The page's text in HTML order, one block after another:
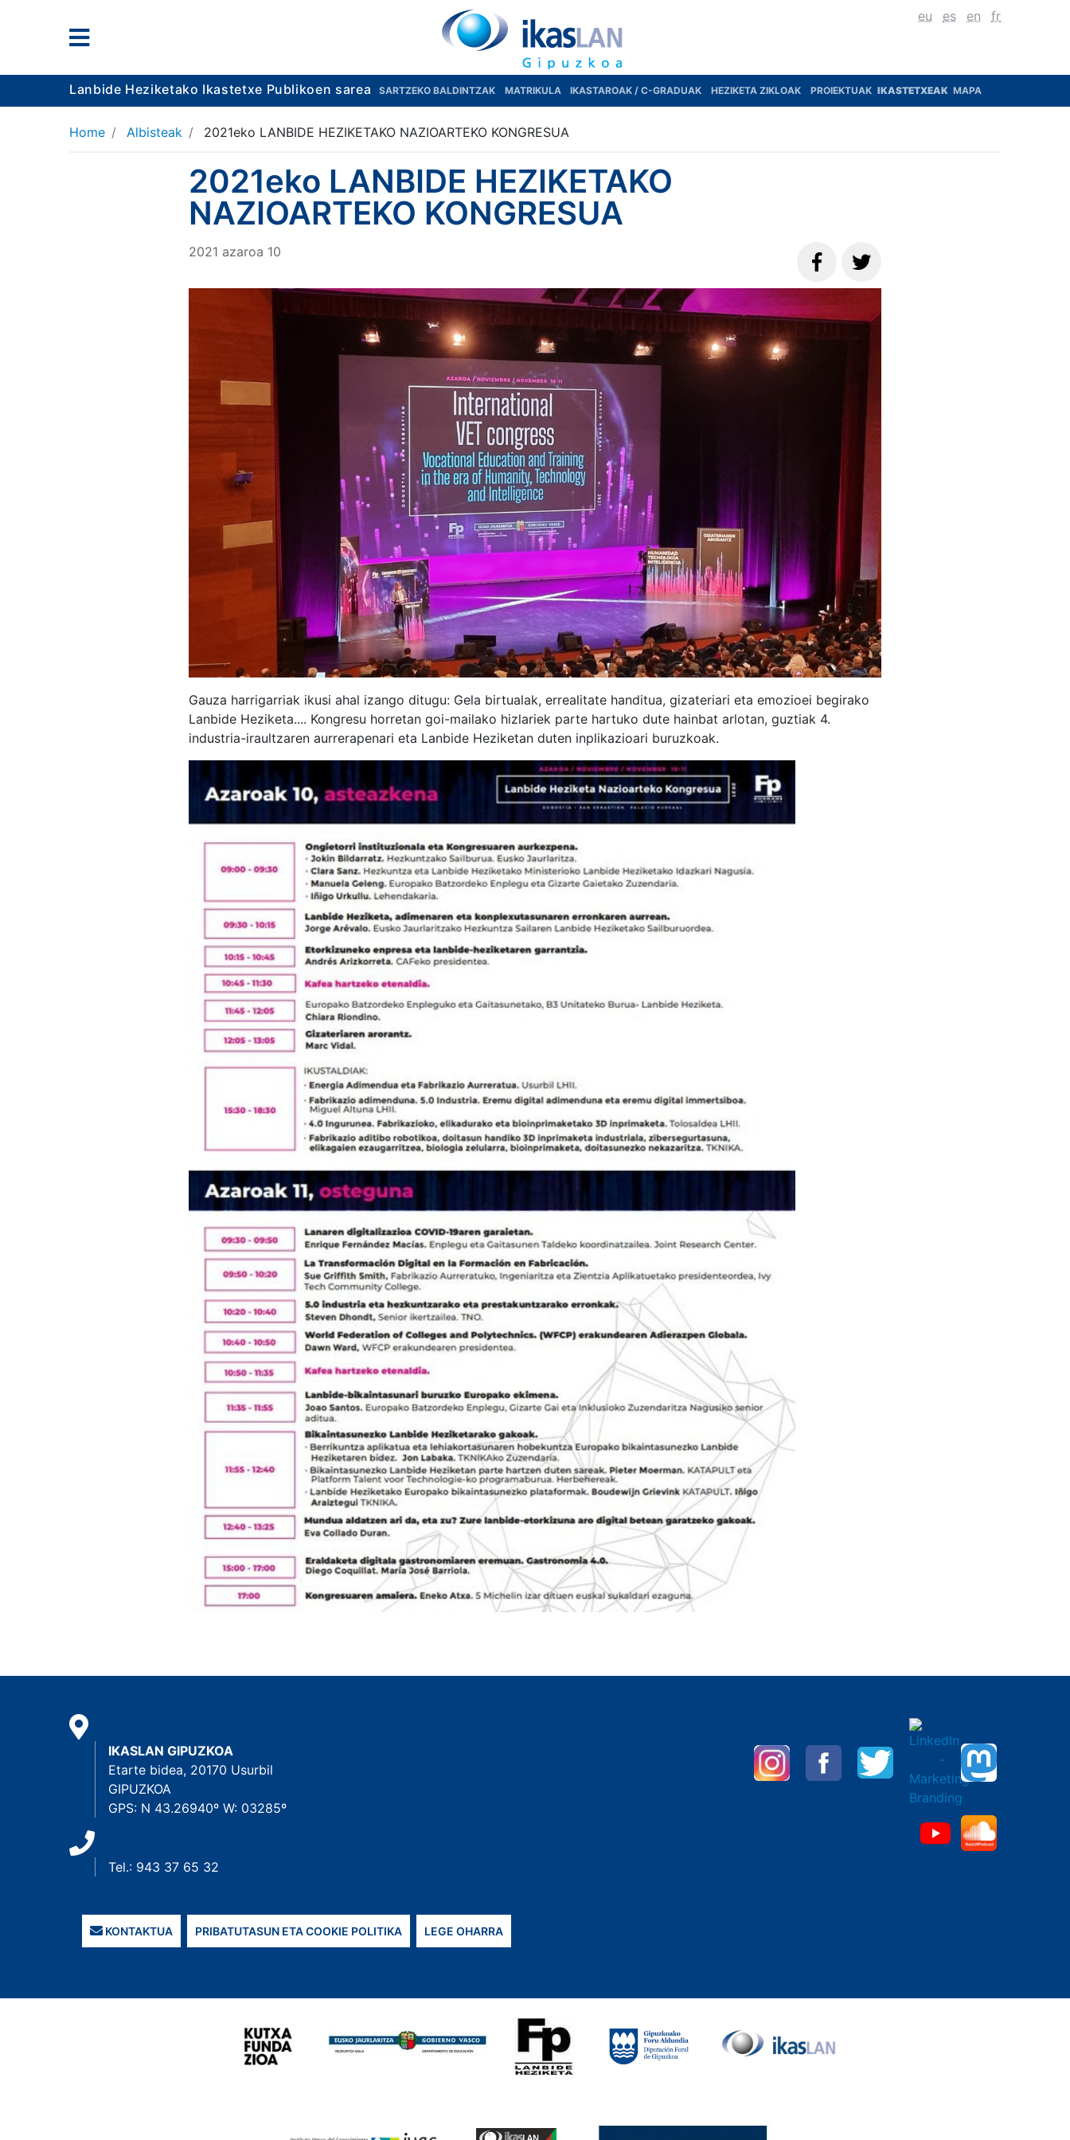
eu es en fr
Lanbide Heziketako Ikastetxe Publikoen sarea SARTZEKO BALDINTZAK MATRIKULA IKASTAROAK / C-GRADUAK HEZIKETA ZIKLOAK PROIEKTUAK IKASTETXEAK MAPA
Home Albisteak 2021eko LANBIDE HEZIKETAKO NAZIOARTEKO KONGRESUA
2021eko LANBIDE HEZIKETAKO
NAZIOARTEKO KONGRESUA
2021 azaroa 10
Gauza harrigarriak ikusi ahal izango ditugu: Gela birtualak, errealitate handitua, gizateriari eta emozioei begirako
Lanbide Heziketa.... Kongresu horretan goi-mailako hizlariek parte hartuko dute hainbat arlotan, guztiak 4.
industria-iraultzaren aurrerapenari eta Lanbide Heziketan duten inplikazioari buruzkoak.
IKASLAN GIPUZKOA
Etarte bidea, 20170 Usurbil
GIPUZKOA
GPS: N 43.26940º W: 03285º
Tel.: 943 37 65 32
KONTAKTUA PRIBATUTASUN ETA COOKIE POLITIKA LEGE OHARRA